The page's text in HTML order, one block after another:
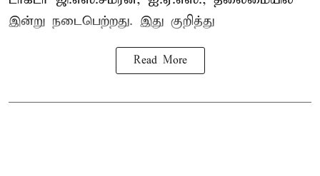
இன்று நடைபெற்றது. இது குறித்து
Read More